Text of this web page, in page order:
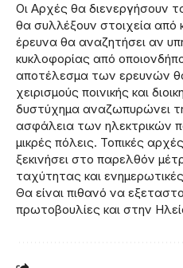
Οι Αρχές θα διενεργήσουν
θα συλλέξουν στοιχεία από
έρευνα θα αναζητήσει αν
κυκλοφορίας από
αποτέλεσμα των ερευνών θα
χειρισμούς ποινικής και
δυστύχημα αναζωπυρώνει
ασφάλεια των ηλεκτρικών
μικρές πόλεις. Τοπικές
ξεκινήσει στο παρελθόν
ταχύτητας και
Θα είναι πιθανό να
πρωτοβουλίες και στην